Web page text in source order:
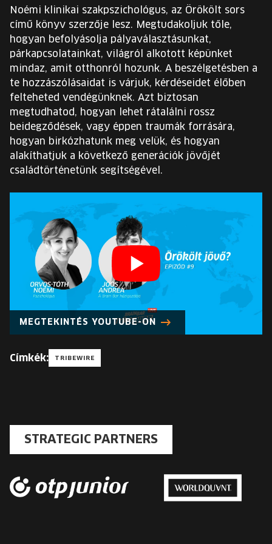
EURÓPA JÖVŐFESZTIVÁLJA
ELŐADÓK
INGYENES DIÁK- ÉS TANÁRREGISZTRÁCIÓ
JEGYEK
KOSÁR
EN
Noémi klinikai szakpszichológus, az Örökölt sors
című könyv szerzője lesz. Megtudakoljuk tőle,
hogyan befolyásolja pályaválasztásunkat,
párkapcsolatainkat, világról alkotott képünket
mindaz, amit otthonról hozunk. A beszélgetésben a
te hozzászólásaidat is várjuk, kérdéseidet élőben
felteheted vendégünknek. Azt biztosan
megtudhatod, hogyan lehet rátalálni rossz
beidegződések, vagy éppen traumák forrására,
hogyan birkózhatunk meg velük, és hogyan
alakíthatjuk a következő generációk jövőjét
családtörténetünk segítségével.
MEGTEKINTÉS YOUTUBE-ON
Címkék: TRIBEWIRE
STRATEGIC PARTNERS